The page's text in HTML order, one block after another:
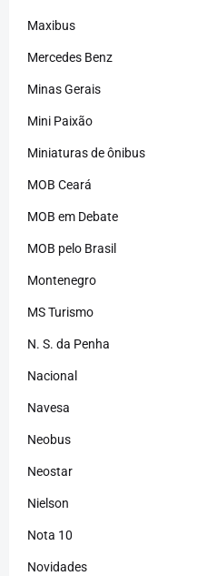
Maxibus
Mercedes Benz
Minas Gerais
Mini Paixão
Miniaturas de ônibus
MOB Ceará
MOB em Debate
MOB pelo Brasil
Montenegro
MS Turismo
N. S. da Penha
Nacional
Navesa
Neobus
Neostar
Nielson
Nota 10
Novidades